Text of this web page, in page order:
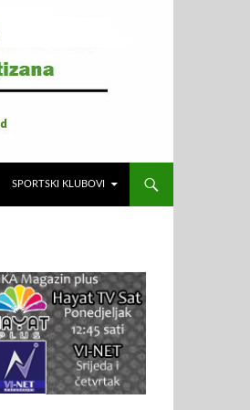
SPORTSKI KLUBOVI